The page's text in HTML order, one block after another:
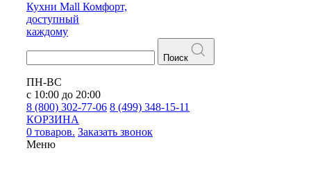
Кухни Mall Комфорт,
доступный
каждому
Поиск
ПН-ВС
с 10:00 до 20:00
8 (800) 302-77-06 8 (499) 348-15-11
КОРЗИНА
0 товаров. Заказать звонок
Меню